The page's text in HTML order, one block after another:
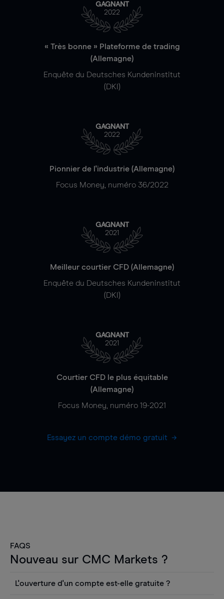
GAGNANT
2022
« Très bonne » Plateforme de trading
(Allemagne)
Enquête du Deutsches Kundeninstitut
(DKI)
GAGNANT
2022
Pionnier de l'industrie (Allemagne)
Focus Money, numéro 36/2022
GAGNANT
2021
Meilleur courtier CFD (Allemagne)
Enquête du Deutsches Kundeninstitut
(DKI)
GAGNANT
2021
Courtier CFD le plus équitable
(Allemagne)
Focus Money, numéro 19-2021
Essayez un compte démo gratuit
FAQS
Nouveau sur CMC Markets ?
L'ouverture d'un compte est-elle gratuite ?